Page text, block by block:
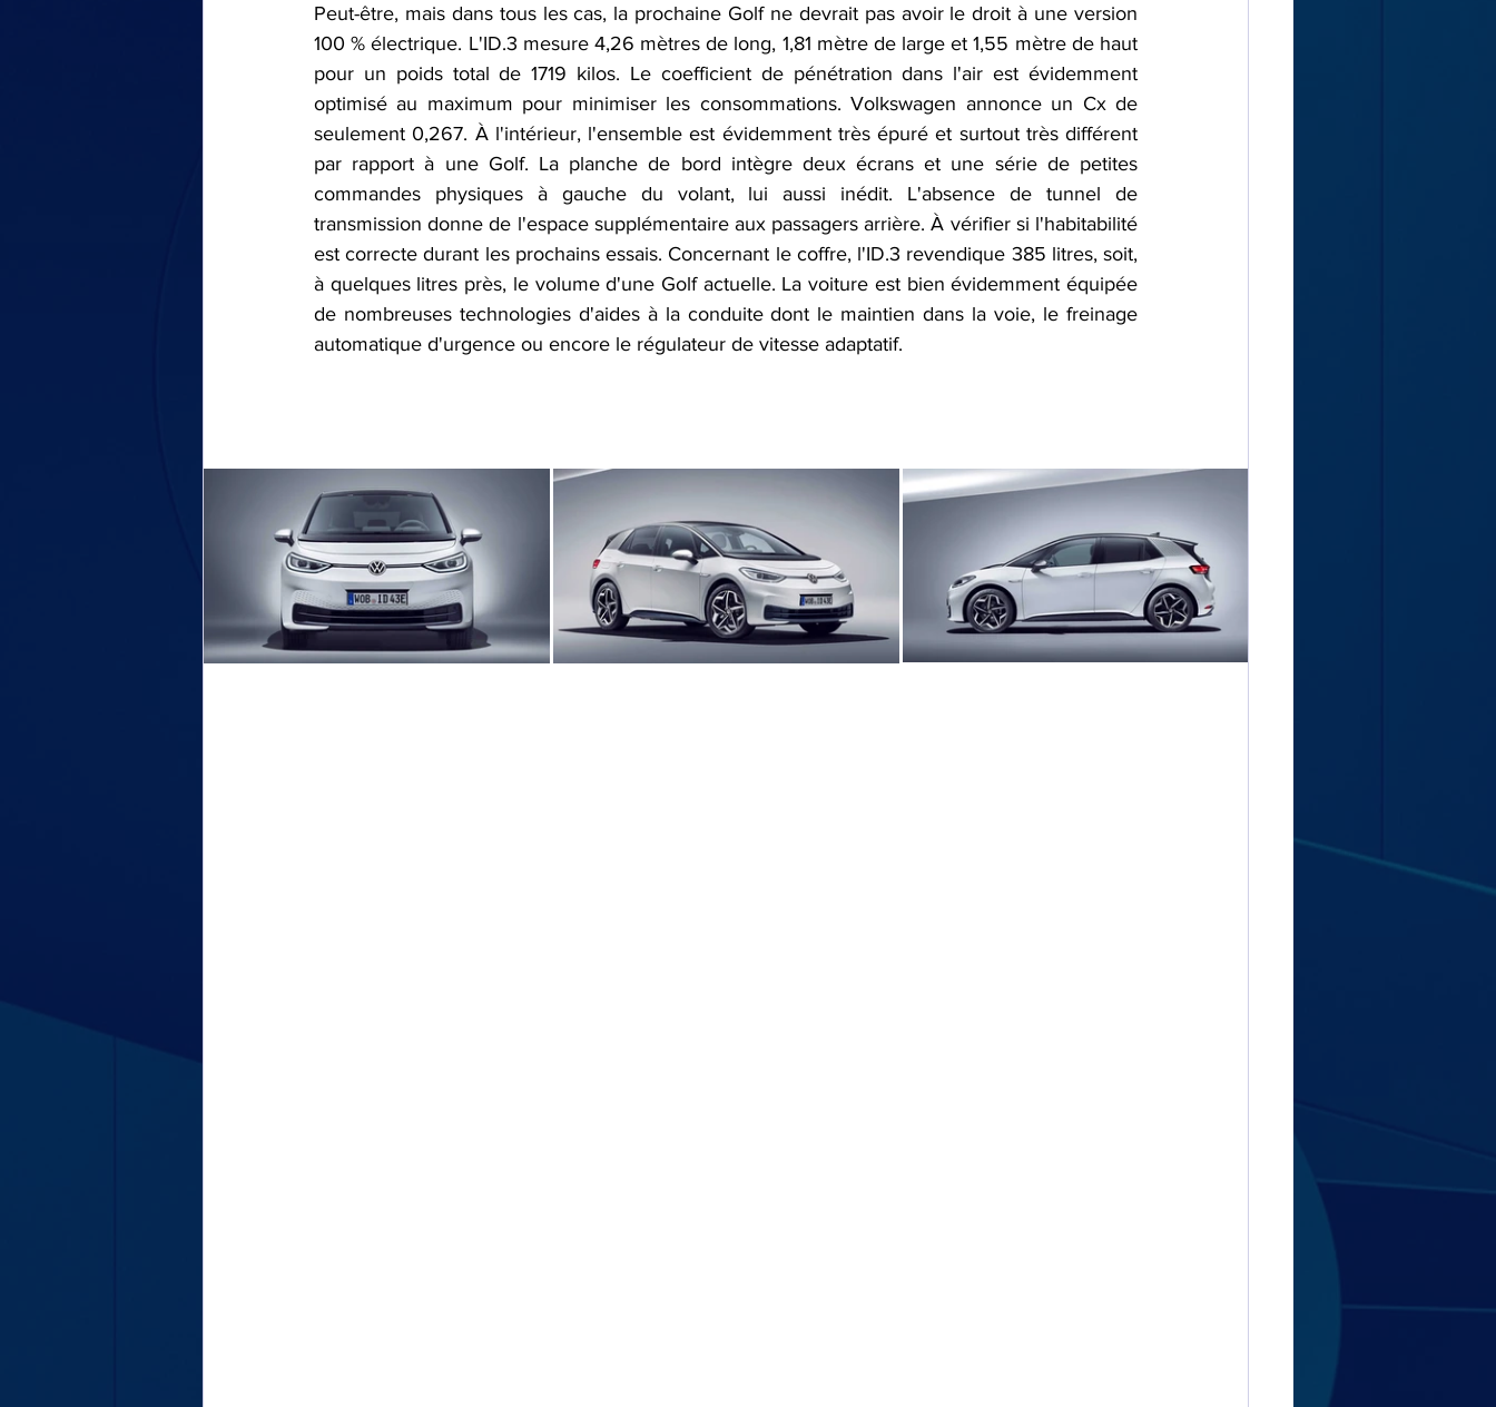
Peut-être, mais dans tous les cas, la prochaine Golf ne devrait pas avoir le droit à une version
100 % électrique. L'ID.3 mesure 4,26 mètres de long, 1,81 mètre de large et 1,55 mètre de haut
pour un poids total de 1719 kilos. Le coefficient de pénétration dans l'air est évidemment
optimisé au maximum pour minimiser les consommations. Volkswagen annonce un Cx de
seulement 0,267. À l'intérieur, l'ensemble est évidemment très épuré et surtout très différent
par rapport à une Golf. La planche de bord intègre deux écrans et une série de petites
commandes physiques à gauche du volant, lui aussi inédit. L'absence de tunnel de
transmission donne de l'espace supplémentaire aux passagers arrière. À vérifier si l'habitabilité
est correcte durant les prochains essais. Concernant le coffre, l'ID.3 revendique 385 litres, soit,
à quelques litres près, le volume d'une Golf actuelle. La voiture est bien évidemment équipée
de nombreuses technologies d'aides à la conduite dont le maintien dans la voie, le freinage
automatique d'urgence ou encore le régulateur de vitesse adaptatif.